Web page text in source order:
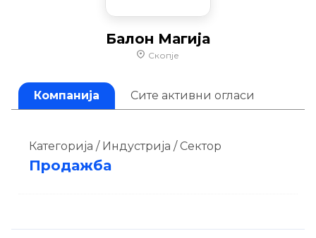
Балон Магија
Скопје
Компанија Сите активни огласи
Категорија / Индустрија / Сектор
Продажба